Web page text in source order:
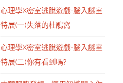
心理學X密室逃脫遊戲-腦入謎室
特展(一)失落的杜鵑窩
心理學X密室逃脫遊戲-腦入謎室
特展(二)你有看到嗎?